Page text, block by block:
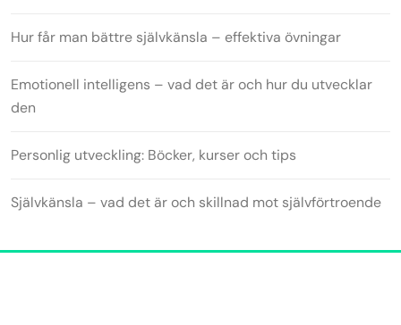
Hur får man bättre självkänsla – effektiva övningar
Emotionell intelligens – vad det är och hur du utvecklar
den
Personlig utveckling: Böcker, kurser och tips
Självkänsla – vad det är och skillnad mot självförtroende